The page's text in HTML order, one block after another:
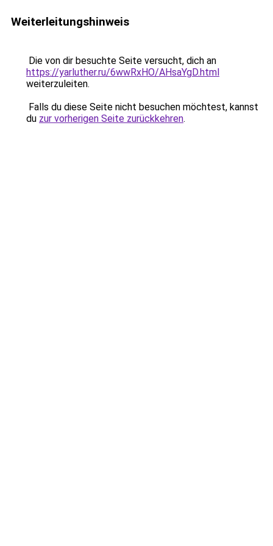
Weiterleitungshinweis
Die von dir besuchte Seite versucht, dich an
https://yarluther.ru/6wwRxHO/AHsaYgD.html
weiterzuleiten.
Falls du diese Seite nicht besuchen möchtest, kannst
du zur vorherigen Seite zurückkehren.